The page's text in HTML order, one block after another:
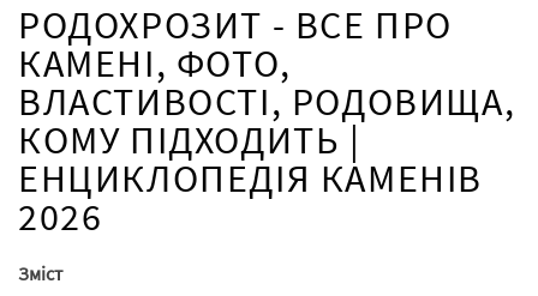
РОДОХРОЗИТ - ВСЕ ПРО
КАМЕНІ, ФОТО,
ВЛАСТИВОСТІ, РОДОВИЩА,
КОМУ ПІДХОДИТЬ |
ЕНЦИКЛОПЕДІЯ КАМЕНІВ
2026
Зміст